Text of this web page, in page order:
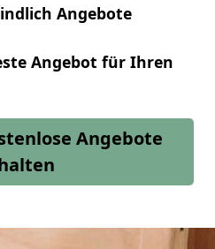
Angebote
Angebot für Ihren
Angebote